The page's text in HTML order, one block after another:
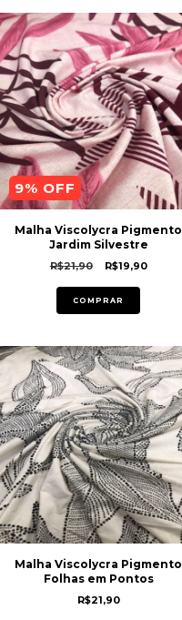
9% OFF
Malha Viscolycra Pigmento
Jardim Silvestre
R$21,90 R$19,90
COMPRAR
Malha Viscolycra Pigmento
Folhas em Pontos
R$21,90